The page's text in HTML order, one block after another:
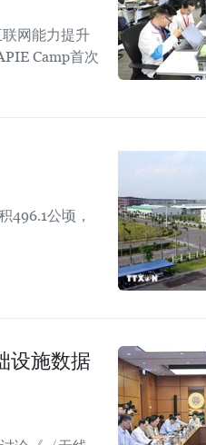
网能力提升
Camp首次
496.1公顷，
设施数据